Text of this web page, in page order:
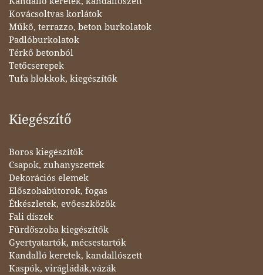
Kovácsoltvas korlátok
Műkő, terrazzo, beton burkolatok
Padlóburkolatok
Térkő betonból
Tetőcserepek
Tufa blokkok, kiegészítők
Kiegészítő
Boros kiegészítők
Csapok, zuhanyszettek
Dekorációs elemek
Előszobabútorok, fogas
Étkészletek, evőeszközök
Fali díszek
Fürdőszoba kiegészítők
Gyertyatartók, mécsestartók
Kandalló keretek, kandallószett
Kaspók, virágládák,vázák